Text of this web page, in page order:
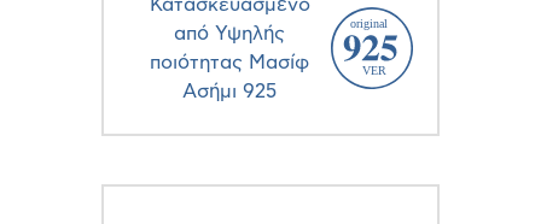
Κατασκευασμένο
από Υψηλής
ποιότητας Μασίφ
Ασήμι 925